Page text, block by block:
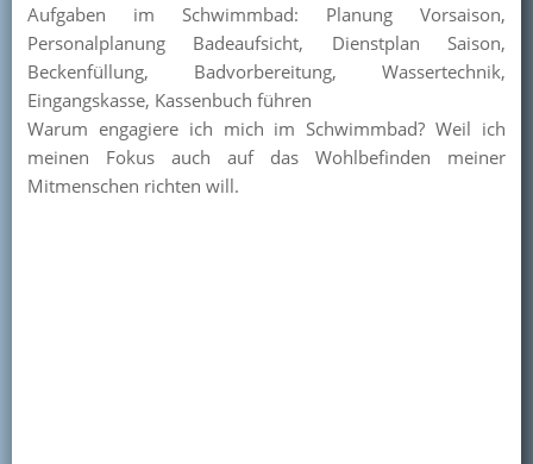
Aufgaben im Schwimmbad: Planung Vorsaison,
Personalplanung Badeaufsicht, Dienstplan Saison,
Beckenfüllung, Badvorbereitung, Wassertechnik,
Eingangskasse, Kassenbuch führen
Warum engagiere ich mich im Schwimmbad? Weil ich
meinen Fokus auch auf das Wohlbefinden meiner
Mitmenschen richten will.